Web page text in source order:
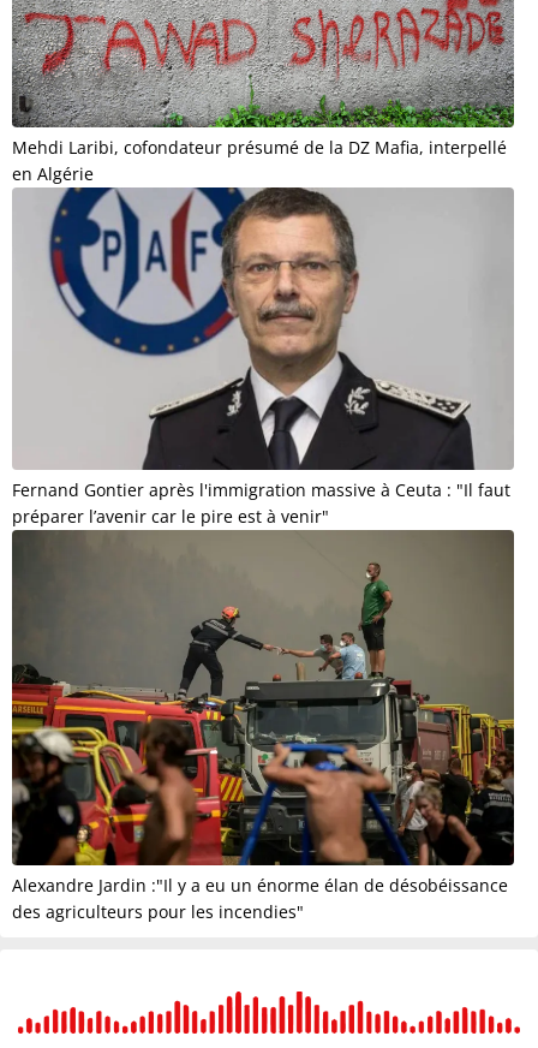
Mehdi Laribi, cofondateur présumé de la DZ Mafia, interpellé
en Algérie
Fernand Gontier après l'immigration massive à Ceuta : "Il faut
préparer l’avenir car le pire est à venir"
Alexandre Jardin :"Il y a eu un énorme élan de désobéissance
des agriculteurs pour les incendies"